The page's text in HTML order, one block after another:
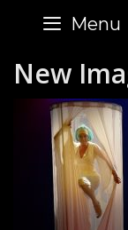
content
Menu
New